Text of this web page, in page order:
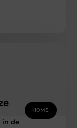
HOME
in de